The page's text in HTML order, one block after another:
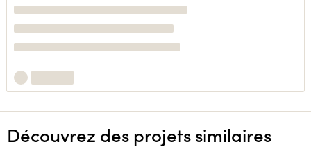
Découvrez des projets similaires